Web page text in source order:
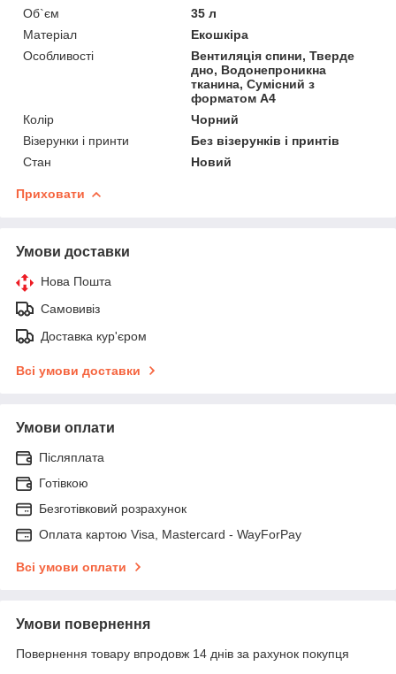
Об`єм
35 л
Матеріал
Екошкіра
Особливості
Вентиляція спини, Тверде
дно, Водонепроникна
тканина, Сумісний з
форматом А4
Колір
Чорний
Візерунки і принти
Без візерунків і принтів
Стан
Новий
Приховати
Умови доставки
Нова Пошта
Самовивіз
Доставка кур'єром
Всі умови доставки
Умови оплати
Післяплата
Готівкою
Безготівковий розрахунок
Оплата картою Visa, Mastercard - WayForPay
Всі умови оплати
Умови повернення
Повернення товару впродовж 14 днів за рахунок покупця